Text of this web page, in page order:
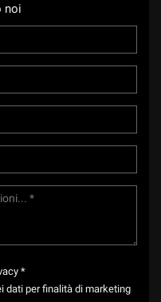
noi
*
dati per finalità di marketing